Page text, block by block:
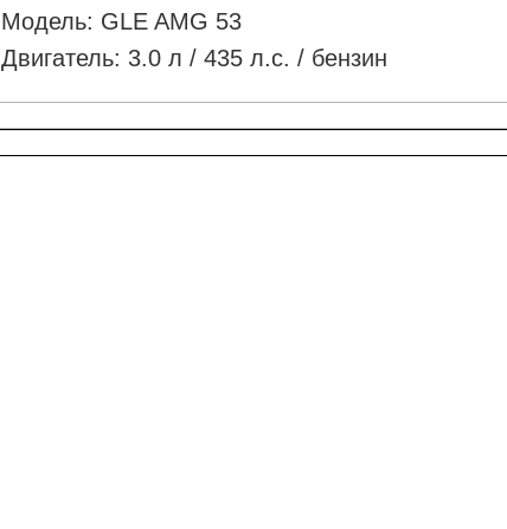
Модель: GLE AMG 53
Двигатель: 3.0 л / 435 л.с. / бензин